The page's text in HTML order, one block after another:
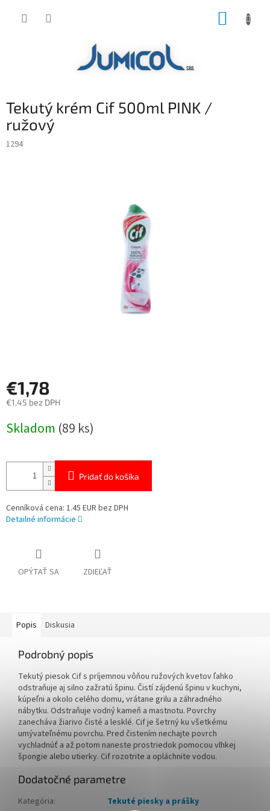
Tekutý krém Cif 500ml PINK /
ružový
1294
€1,78
€1,45 bez DPH
cena:
Skladom (89 ks)
Pridať do košíka
Cenníková cena: 1.45 EUR bez DPH
Detailné informácie
OPÝTAŤ SA ZDIEĽAŤ
Popis Diskusia
Podrobný popis
Tekutý piesok Cif s príjemnou vôňou ružových kvetov ľahko
odstraňuje aj silno zažratú špinu. Čistí zájdenú špinu v kuchyni,
kúpeľni a okolo celého domu, vrátane grilu a záhradného
nábytku. Odstraňuje vodný kameň a mastnotu. Povrchy
zanecháva žiarivo čisté a lesklé. Cif je šetrný ku všetkému
umývateľnému povrchu. Pred čistením nechajte povrch
vychladnúť a až potom naneste prostriedok pomocou vlhkej
špongie alebo utierky. Cif rozotrite a opláchnite vodou.
Dodatočné parametre
Kategória:
Tekuté piesky a prášky